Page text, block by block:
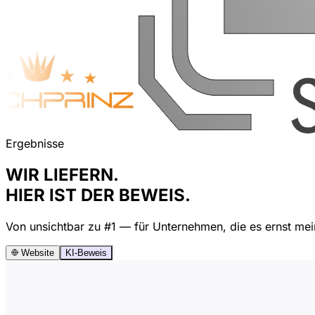
Ergebnisse
WIR LIEFERN.
HIER IST DER BEWEIS.
Von unsichtbar zu #1 — für Unternehmen, die es ernst
Website KI-Beweis